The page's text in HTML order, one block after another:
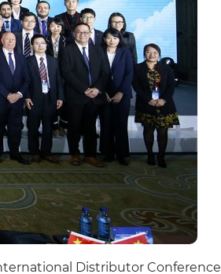
Distributor Conference